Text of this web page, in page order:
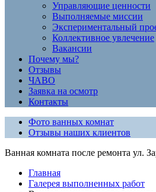
Управляющие ценности
Выполняемые миссии
Экспериментальный
Коллективное увлечение
Вакансии
Почему мы?
Отзывы
ЧАВО
Заявка на осмотр
Контакты
Фото ванных комнат
Отзывы наших клиентов
Ванная комната после ремонта ул.
Главная
Галерея выполненных работ